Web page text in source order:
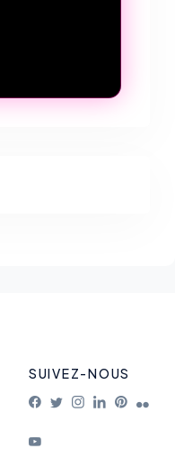
SUIVEZ-NOUS